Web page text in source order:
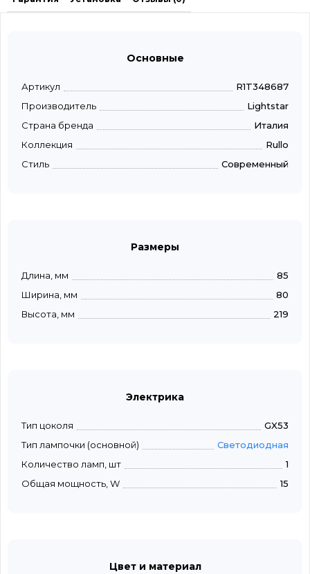
Основные
Артикул
R1T348687
Производитель
Lightstar
Страна бренда
Италия
Коллекция
Rullo
Стиль
Современный
Размеры
Длина, мм
85
Ширина, мм
80
Высота, мм
219
Электрика
Тип цоколя
GX53
Тип лампочки (основной)
Светодиодная
Количество ламп, шт
1
Общая мощность, W
15
Цвет и материал